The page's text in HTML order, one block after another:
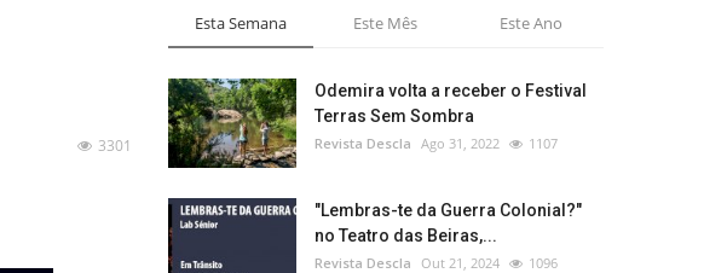
3301
Esta Semana Este Mês Este Ano
Odemira volta a receber o Festival
Terras Sem Sombra
Revista Descla Ago 31, 2022 1107
"Lembras-te da Guerra Colonial?"
no Teatro das Beiras,...
Revista Descla Out 21, 2024 1096